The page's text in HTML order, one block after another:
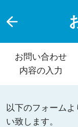
お問い合わせ
内容の入力
以下のフォーム
い致します。